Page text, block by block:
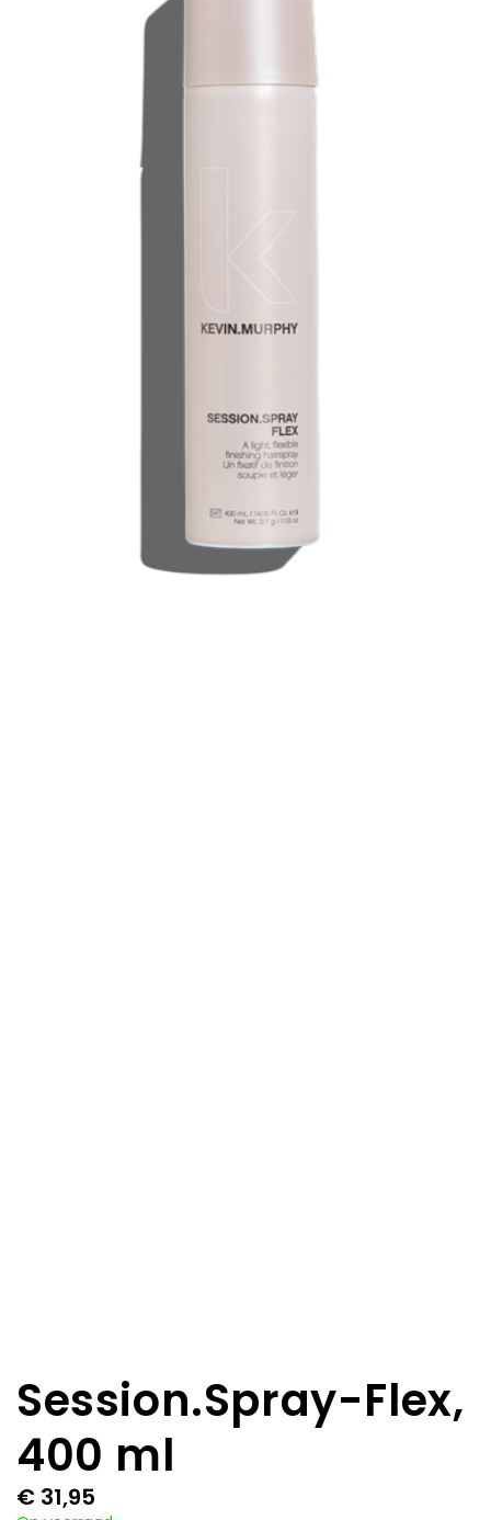
Session.Spray-Flex,
400 ml
€ 31,95